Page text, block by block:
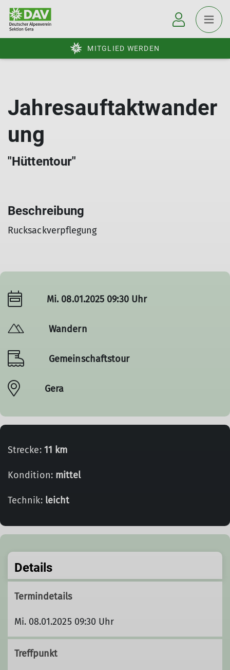
MITGLIED WERDEN
Jahresauftaktwander
ung
"Hüttentour"
Beschreibung
Rucksackverpflegung
Mi. 08.01.2025 09:30 Uhr
Wandern
Gemeinschaftstour
Gera
Strecke: 11 km
Kondition: mittel
Technik: leicht
Details
Termindetails
Mi. 08.01.2025 09:30 Uhr
Treffpunkt